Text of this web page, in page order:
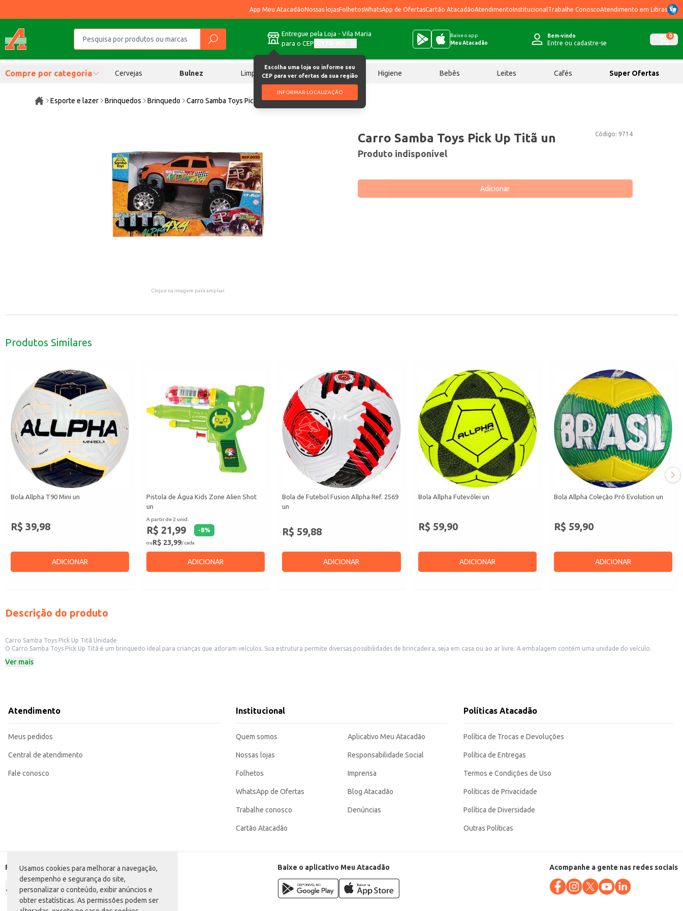
Usamos cookies para melhorar a navegação,
desempenho e segurança do site,
personalizar o conteúdo, exibir anúncios e
obter estatísticas. As permissões podem ser
App Meu AtacadãoNossas lojasFolhetosWhatsApp de OfertasCartão AtacadãoAtendimentoInstitucional Trabalhe ConoscoAtendimento em Libras
Entregue pela Loja - Vila Maria
para o CEP
Escolha uma loja ou informe seu
CEP para ver ofertas da sua região
INFORMAR LOCALIZAÇÃO
Baixe o app
Meu Atacadão
Bem-vindo
Entre ou cadastre-se
0
Compre por categoria Cervejas Bulnez Limpeza Chocolates Higiene Bebês Leites Cafés Super Ofertas
Esporte e lazer Brinquedos Brinquedo Carro Samba Toys Pick Up Titã un
Clique na imagem para ampliar.
Código: 9714
Carro Samba Toys Pick Up Titã un
Produto indisponível
Adicionar
Produtos Similares
Bola Allpha T90 Mini un
R$ 39,98
ADICIONAR
Pistola de Água Kids Zone Alien Shot
un
A partir de 2 unid.
R$ 21,99 -8%
ouR$ 23,99/ cada
ADICIONAR
Bola de Futebol Fusion Allpha Ref. 2569
un
R$ 59,88
ADICIONAR
Bola Allpha Futevôlei un
R$ 59,90
ADICIONAR
Bola Allpha Coleção Pró Evolution un
R$ 59,90
ADICIONAR
Descrição do produto
Carro Samba Toys Pick Up Titã Unidade
O Carro Samba Toys Pick Up Titã é um brinquedo ideal para crianças que adoram veículos. Sua estrutura permite diversas possibilidades de brincadeira, seja em casa ou ao ar livre. A embalagem contém uma unidade do veículo.
Modelo: Pick Up Titã
O Carro Samba Toys Pick Up Titã oferece diversão e entretenimento para as crianças, contribuindo para o desenvolvimento de habilidades importantes durante a brincadeira. Sua resistência e design atrativo garantem horas de
diversão.
Ver mais
Atendimento
Meus pedidos
Central de atendimento
Fale conosco
Institucional
Quem somos
Nossas lojas
Folhetos
WhatsApp de Ofertas
Trabalhe conosco
Cartão Atacadão
Aplicativo Meu Atacadão
Responsabilidade Social
Imprensa
Blog Atacadão
Denúncias
Políticas Atacadão
Política de Trocas e Devoluções
Política de Entregas
Termos e Condições de Uso
Políticas de Privacidade
Política de Diversidade
Outras Políticas
Formas de pagamento Baixe o aplicativo Meu Atacadão Acompanhe a gente nas redes sociais